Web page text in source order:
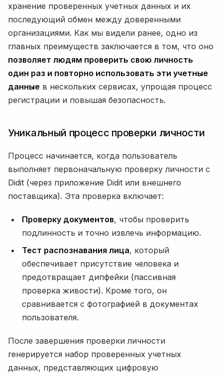
хранение проверенных учетных данных и их
последующий обмен между доверенными
организациями. Как мы видели ранее, одно из
главных преимуществ заключается в том, что оно
позволяет людям проверить свою личность
один раз и повторно использовать эти учетные
данные в нескольких сервисах, упрощая процесс
регистрации и повышая безопасность.
Уникальный процесс проверки личности
Процесс начинается, когда пользователь
выполняет первоначальную проверку личности с
Didit (через приложение Didit или внешнего
поставщика). Эта проверка включает:
Проверку документов, чтобы проверить
подлинность и точно извлечь информацию.
Тест распознавания лица, который
обеспечивает присутствие человека и
предотвращает дипфейки (пассивная
проверка живости). Кроме того, он
сравнивается с фотографией в документах
пользователя.
После завершения проверки личности
генерируется набор проверенных учетных
данных, представляющих цифровую